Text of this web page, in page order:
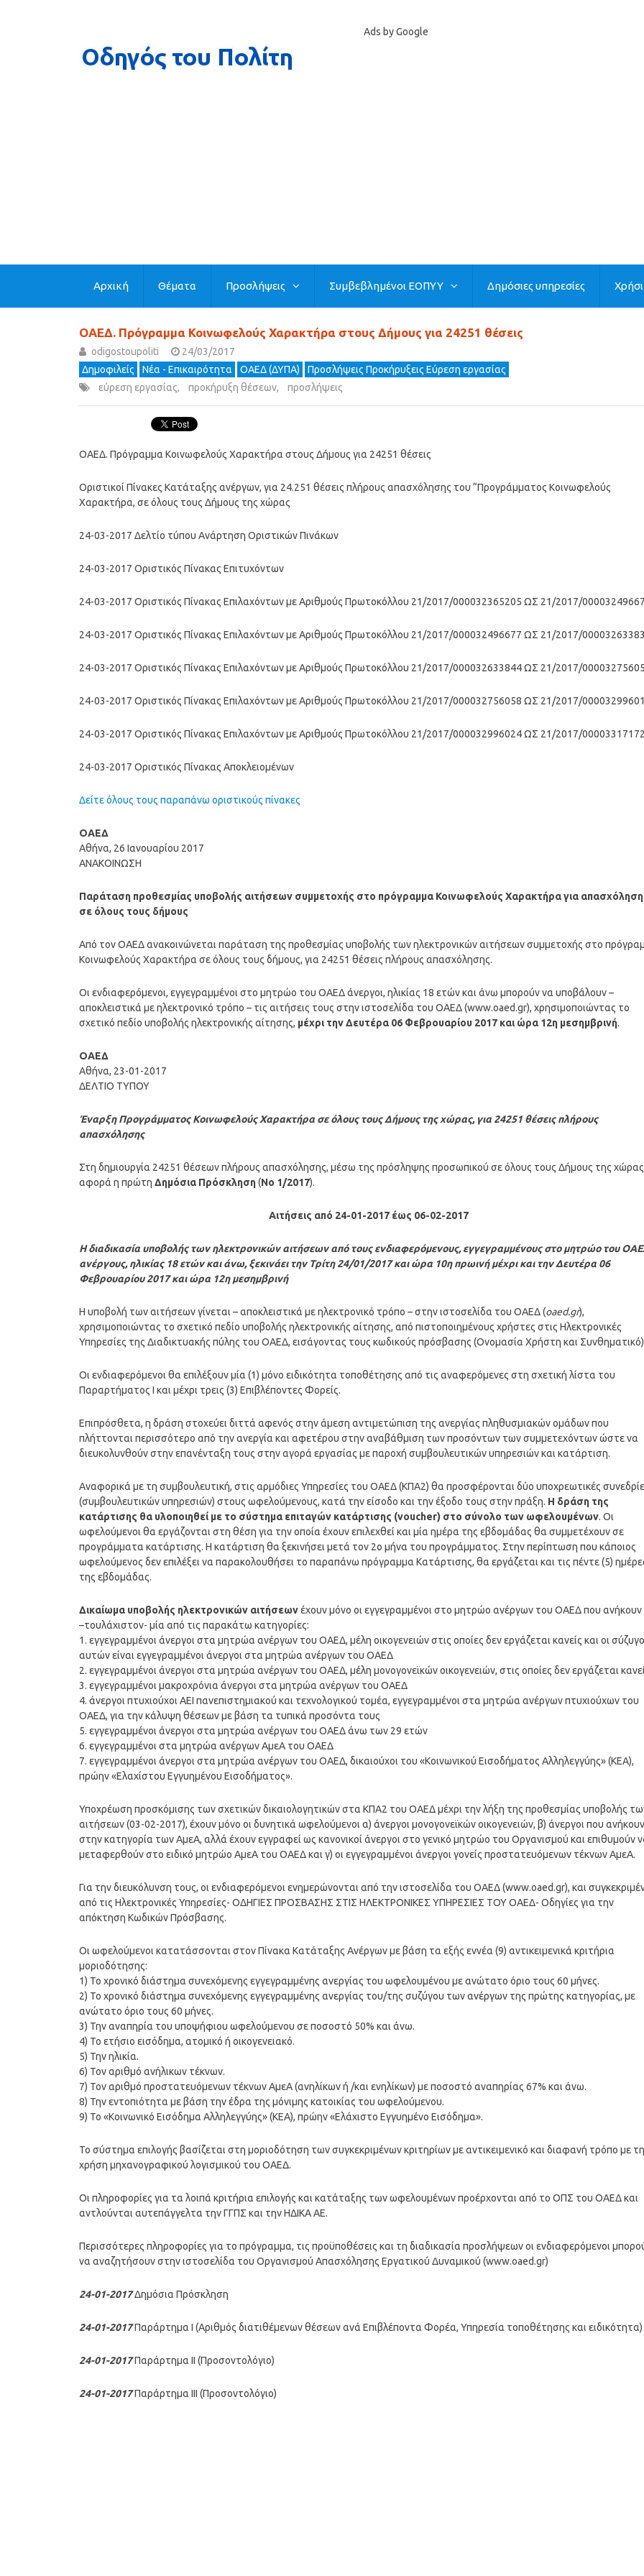
Ads by Google
Αρχική Θέματα Προσλήψεις Συμβεβλημένοι ΕΟΠΥΥ Δημόσιες υπηρεσίες
ΟΑΕΔ. Πρόγραμμα Κοινωφελούς Χαρακτήρα στους Δήμους για 24251 θέσεις
odigostoupoliti
24/03/2017
Δημοφιλείς
Νέα - Επικαιρότητα ΟΑΕΔ (ΔΥΠΑ)
Προσλήψεις Προκήρυξεις Εύρεση εργασίας
εύρεση εργασίας, προκήρυξη θέσεων, προσλήψεις
ΟΑΕΔ. Πρόγραμμα Κοινωφελούς Χαρακτήρα στους Δήμους για 24251 θέσεις
Οριστικοί Πίνακες Κατάταξης ανέργων, για 24.251 θέσεις πλήρους απασχόλησης του “Προγράμματος Κοινωφελούς
Χαρακτήρα, σε όλους τους Δήμους της χώρας
24-03-2017 Δελτίο τύπου Ανάρτηση Οριστικών Πινάκων
24-03-2017 Οριστικός Πίνακας Επιτυχόντων
24-03-2017 Οριστικός Πίνακας Επιλαχόντων με Αριθμούς Πρωτοκόλλου 21/2017/000032365205 ΩΣ 21/2017/
24-03-2017 Οριστικός Πίνακας Επιλαχόντων με Αριθμούς Πρωτοκόλλου 21/2017/000032496677 ΩΣ 21/2017/
24-03-2017 Οριστικός Πίνακας Επιλαχόντων με Αριθμούς Πρωτοκόλλου 21/2017/000032633844 ΩΣ 21/2017/
24-03-2017 Οριστικός Πίνακας Επιλαχόντων με Αριθμούς Πρωτοκόλλου 21/2017/000032756058 ΩΣ 21/2017/
24-03-2017 Οριστικός Πίνακας Επιλαχόντων με Αριθμούς Πρωτοκόλλου 21/2017/000032996024 ΩΣ 21/2017/
24-03-2017 Οριστικός Πίνακας Αποκλειομένων
Δείτε όλους τους παραπάνω οριστικούς πίνακες
ΟΑΕΔ
Αθήνα, 26 Ιανουαρίου 2017
ΑΝΑΚΟΙΝΩΣΗ
Παράταση προθεσμίας υποβολής αιτήσεων συμμετοχής στο πρόγραμμα Κοινωφελούς Χαρακτήρα για απασχόληση
σε όλους τους δήμους
Από τον ΟΑΕΔ ανακοινώνεται παράταση της προθεσμίας υποβολής των ηλεκτρονικών αιτήσεων συμμετοχής στο
Κοινωφελούς Χαρακτήρα σε όλους τους δήμους, για 24251 θέσεις πλήρους απασχόλησης.
Οι ενδιαφερόμενοι, εγγεγραμμένοι στο μητρώο του ΟΑΕΔ άνεργοι, ηλικίας 18 ετών και άνω μπορούν να υποβάλουν –
αποκλειστικά με ηλεκτρονικό τρόπο – τις αιτήσεις τους στην ιστοσελίδα του ΟΑΕΔ (www.oaed.gr), χρησιμοποιώντας το
σχετικό πεδίο υποβολής ηλεκτρονικής αίτησης, μέχρι την Δευτέρα 06 Φεβρουαρίου 2017 και ώρα 12η μεσημβρινή.
ΟΑΕΔ
Αθήνα, 23-01-2017
ΔΕΛΤΙΟ ΤΥΠΟΥ
Έναρξη Προγράμματος Κοινωφελούς Χαρακτήρα σε όλους τους Δήμους της χώρας, για 24251 θέσεις πλήρους
απασχόλησης
Στη δημιουργία 24251 θέσεων πλήρους απασχόλησης, μέσω της πρόσληψης προσωπικού σε όλους τους Δήμους της
αφορά η πρώτη Δημόσια Πρόσκληση(Νο 1/2017).
Αιτήσεις από 24-01-2017 έως 06-02-2017
Η διαδικασία υποβολής των ηλεκτρονικών αιτήσεων από τους ενδιαφερόμενους, εγγεγραμμένους στο μητρώο του
ανέργους, ηλικίας 18 ετών και άνω, ξεκινάει την Τρίτη 24/01/2017 και ώρα 10η πρωινή μέχρι και την Δευτέρα 06
Φεβρουαρίου 2017 και ώρα 12η μεσημβρινή
Η υποβολή των αιτήσεων γίνεται – αποκλειστικά με ηλεκτρονικό τρόπο – στην ιστοσελίδα του ΟΑΕΔ (oaed.gr),
χρησιμοποιώντας το σχετικό πεδίο υποβολής ηλεκτρονικής αίτησης, από πιστοποιημένους χρήστες στις Ηλεκτρονικές
Υπηρεσίες της Διαδικτυακής πύλης του ΟΑΕΔ, εισάγοντας τους κωδικούς πρόσβασης (Ονομασία Χρήστη και
Οι ενδιαφερόμενοι θα επιλέξουν μία (1) μόνο ειδικότητα τοποθέτησης από τις αναφερόμενες στη σχετική λίστα του
Παραρτήματος Ι και μέχρι τρεις (3) Επιβλέποντες Φορείς.
Επιπρόσθετα, η δράση στοχεύει διττά αφενός στην άμεση αντιμετώπιση της ανεργίας πληθυσμιακών ομάδων που
πλήττονται περισσότερο από την ανεργία και αφετέρου στην αναβάθμιση των προσόντων των συμμετεχόντων ώστε να
διευκολυνθούν στην επανένταξη τους στην αγορά εργασίας με παροχή συμβουλευτικών υπηρεσιών και κατάρτιση.
Αναφορικά με τη συμβουλευτική, στις αρμόδιες Υπηρεσίες του ΟΑΕΔ (ΚΠΑ2) θα προσφέρονται δύο υποχρεωτικές
(συμβουλευτικών υπηρεσιών) στους ωφελούμενους, κατά την είσοδο και την έξοδο τους στην πράξη. Η δράση της
κατάρτισης θα υλοποιηθεί με το σύστημα επιταγών κατάρτισης (voucher) στο σύνολο των ωφελουμένων. Οι
ωφελούμενοι θα εργάζονται στη θέση για την οποία έχουν επιλεχθεί και μία ημέρα της εβδομάδας θα συμμετέχουν σε
προγράμματα κατάρτισης. Η κατάρτιση θα ξεκινήσει μετά τον 2ο μήνα του προγράμματος. Στην περίπτωση που κάποιος
ωφελούμενος δεν επιλέξει να παρακολουθήσει το παραπάνω πρόγραμμα Κατάρτισης, θα εργάζεται και τις πέντε (5)
της εβδομάδας.
Δικαίωμα υποβολής ηλεκτρονικών αιτήσεωνέχουν μόνο οι εγγεγραμμένοι στο μητρώο ανέργων του ΟΑΕΔ που ανήκουν
–τουλάχιστον- μία από τις παρακάτω κατηγορίες:
1. εγγεγραμμένοι άνεργοι στα μητρώα ανέργων του ΟΑΕΔ, μέλη οικογενειών στις οποίες δεν εργάζεται κανείς και οι
αυτών είναι εγγεγραμμένοι άνεργοι στα μητρώα ανέργων του ΟΑΕΔ
2. εγγεγραμμένοι άνεργοι στα μητρώα ανέργων του ΟΑΕΔ, μέλη μονογονεϊκών οικογενειών, στις οποίες δεν εργάζεται
3. εγγεγραμμένοι μακροχρόνια άνεργοι στα μητρώα ανέργων του ΟΑΕΔ
4. άνεργοι πτυχιούχοι ΑΕΙ πανεπιστημιακού και τεχνολογικού τομέα, εγγεγραμμένοι στα μητρώα ανέργων πτυχιούχων του
ΟΑΕΔ, για την κάλυψη θέσεων με βάση τα τυπικά προσόντα τους
5. εγγεγραμμένοι άνεργοι στα μητρώα ανέργων του ΟΑΕΔ άνω των 29 ετών
6. εγγεγραμμένοι στα μητρώα ανέργων ΑμεΑ του ΟΑΕΔ
7. εγγεγραμμένοι άνεργοι στα μητρώα ανέργων του ΟΑΕΔ, δικαιούχοι του «Κοινωνικού Εισοδήματος Αλληλεγγύης» (ΚΕΑ),
πρώην «Ελαχίστου Εγγυημένου Εισοδήματος».
Υποχρέωση προσκόμισης των σχετικών δικαιολογητικών στα ΚΠΑ2 του ΟΑΕΔ μέχρι την λήξη της προθεσμίας υποβολής
αιτήσεων (03-02-2017), έχουν μόνο οι δυνητικά ωφελούμενοι α) άνεργοι μονογονεϊκών οικογενειών, β) άνεργοι που ανήκουν
στην κατηγορία των ΑμεΑ, αλλά έχουν εγγραφεί ως κανονικοί άνεργοι στο γενικό μητρώο του Οργανισμού και επιθυμούν
μεταφερθούν στο ειδικό μητρώο ΑμεΑ του ΟΑΕΔ και γ) οι εγγεγραμμένοι άνεργοι γονείς προστατευόμενων τέκνων ΑμεΑ.
Για την διευκόλυνση τους, οι ενδιαφερόμενοι ενημερώνονται από την ιστοσελίδα του ΟΑΕΔ (www.oaed.gr), και
από τις Ηλεκτρονικές Υπηρεσίες- ΟΔΗΓΙΕΣ ΠΡΟΣΒΑΣΗΣ ΣΤΙΣ ΗΛΕΚΤΡΟΝΙΚΕΣ ΥΠΗΡΕΣΙΕΣ ΤΟΥ ΟΑΕΔ- Οδηγίες για την
απόκτηση Κωδικών Πρόσβασης.
Οι ωφελούμενοι κατατάσσονται στον Πίνακα Κατάταξης Ανέργων με βάση τα εξής εννέα (9) αντικειμενικά κριτήρια
μοριοδότησης:
1) Το χρονικό διάστημα συνεχόμενης εγγεγραμμένης ανεργίας του ωφελουμένου με ανώτατο όριο τους 60 μήνες.
2) Το χρονικό διάστημα συνεχόμενης εγγεγραμμένης ανεργίας του/της συζύγου των ανέργων της πρώτης κατηγορίας, με
ανώτατο όριο τους 60 μήνες.
3) Την αναπηρία του υποψήφιου ωφελούμενου σε ποσοστό 50% και άνω.
4) Το ετήσιο εισόδημα, ατομικό ή οικογενειακό.
5) Την ηλικία.
6) Τον αριθμό ανήλικων τέκνων.
7) Τον αριθμό προστατευόμενων τέκνων ΑμεΑ (ανηλίκων ή /και ενηλίκων) με ποσοστό αναπηρίας 67% και άνω.
8) Την εντοπιότητα με βάση την έδρα της μόνιμης κατοικίας του ωφελούμενου.
9) Το «Κοινωνικό Εισόδημα Αλληλεγγύης» (ΚΕΑ), πρώην «Ελάχιστο Εγγυημένο Εισόδημα».
Το σύστημα επιλογής βασίζεται στη μοριοδότηση των συγκεκριμένων κριτηρίων με αντικειμενικό και διαφανή τρόπο με τη
χρήση μηχανογραφικού λογισμικού του ΟΑΕΔ.
Οι πληροφορίες για τα λοιπά κριτήρια επιλογής και κατάταξης των ωφελουμένων προέρχονται από το ΟΠΣ του ΟΑΕΔ και
αντλούνται αυτεπάγγελτα την ΓΓΠΣ και την ΗΔΙΚΑ ΑΕ.
Περισσότερες πληροφορίες για το πρόγραμμα, τις προϋποθέσεις και τη διαδικασία προσλήψεων οι ενδιαφερόμενοι
να αναζητήσουν στην ιστοσελίδα του Οργανισμού Απασχόλησης Εργατικού Δυναμικού (www.oaed.gr)
24-01-2017Δημόσια Πρόσκληση
24-01-2017Παράρτημα I (Αριθμός διατιθέμενων θέσεων ανά Επιβλέποντα Φορέα, Υπηρεσία τοποθέτησης και ειδικότητα)
24-01-2017Παράρτημα II (Προσοντολόγιο)
24-01-2017Παράρτημα III (Προσοντολόγιο)